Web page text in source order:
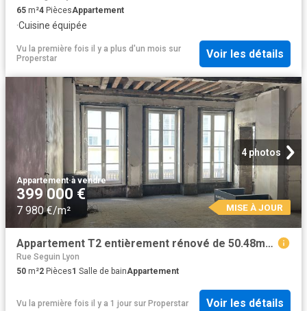
65 m²4 PiècesAppartement
·Cuisine équipée
Vu la première fois il y a plus d'un mois sur
Properstar
Voir les détails
4 photos
Appartement·à vendre
399 000 €
7 980 €/m² MISE À JOUR
Appartement T2 entièrement rénové de 50.48m2 rue Mercière !
Rue Seguin Lyon
50 m²2 Pièces1 Salle de bainAppartement
Vu la première fois il y a 1 jour sur Properstar Voir les détails